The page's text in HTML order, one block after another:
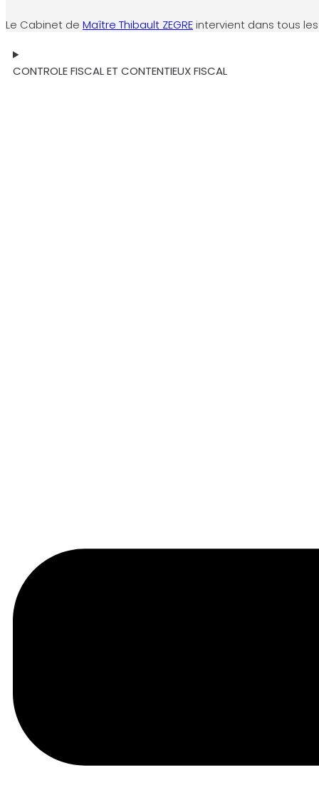
Le Cabinet de Maître Thibault ZEGREintervient dans tous
CONTROLE FISCAL ET CONTENTIEUX FISCAL